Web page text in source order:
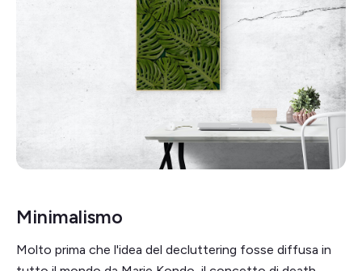
Minimalismo
Molto prima che l'idea del decluttering fosse diffusa in